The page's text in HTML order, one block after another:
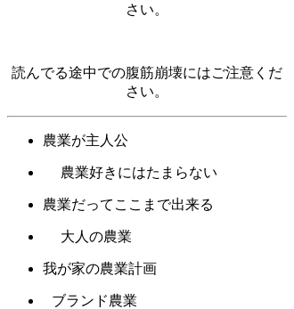
さい。
読んでる途中での腹筋崩壊にはご注意くだ
さい。
農業が主人公
農業好きにはたまらない
農業だってここまで出来る
大人の農業
我が家の農業計画
ブランド農業